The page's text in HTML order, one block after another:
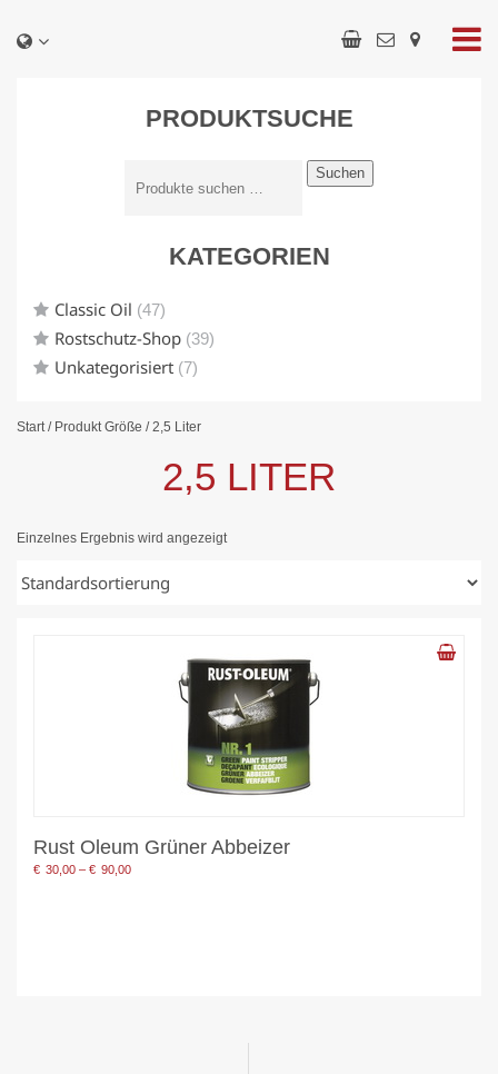
PRODUKTSUCHE
Suchen
KATEGORIEN
Classic Oil (47)
Rostschutz-Shop (39)
Unkategorisiert (7)
Start/ Produkt Größe / 2,5 Liter
2,5 LITER
Einzelnes Ergebnis wird angezeigt
Rust Oleum Grüner Abbeizer
€ 30,00 – € 90,00Preisspanne: